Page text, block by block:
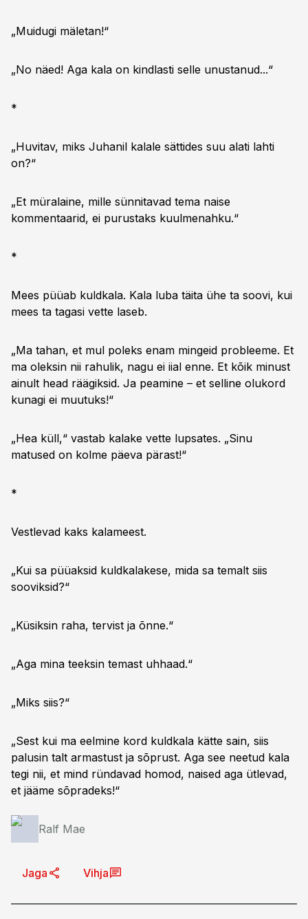
„Muidugi mäletan!“
„No näed! Aga kala on kindlasti selle unustanud...“
*
„Huvitav, miks Juhanil kalale sättides suu alati lahti
on?“
„Et müralaine, mille sünnitavad tema naise
kommentaarid, ei purustaks kuulmenahku.“
*
Mees püüab kuldkala. Kala luba täita ühe ta soovi, kui
mees ta tagasi vette laseb.
„Ma tahan, et mul poleks enam mingeid probleeme. Et
ma oleksin nii rahulik, nagu ei iial enne. Et kõik minust
ainult head räägiksid. Ja peamine – et selline olukord
kunagi ei muutuks!“
„Hea küll,“ vastab kalake vette lupsates. „Sinu
matused on kolme päeva pärast!“
*
Vestlevad kaks kalameest.
„Kui sa püüaksid kuldkalakese, mida sa temalt siis
sooviksid?“
„Küsiksin raha, tervist ja õnne.“
„Aga mina teeksin temast uhhaad.“
„Miks siis?“
„Sest kui ma eelmine kord kuldkala kätte sain, siis
palusin talt armastust ja sõprust. Aga see neetud kala
tegi nii, et mind ründavad homod, naised aga ütlevad,
et jääme sõpradeks!“
Ralf Mae
Jaga Vihja